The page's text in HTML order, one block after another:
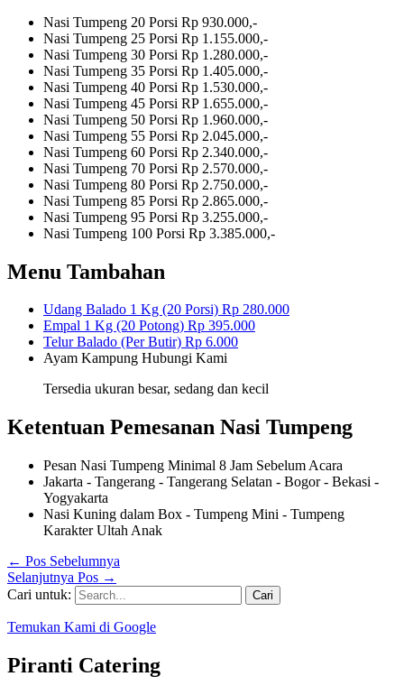
Nasi Tumpeng 20 Porsi Rp 930.000,-
Nasi Tumpeng 25 Porsi Rp 1.155.000,-
Nasi Tumpeng 30 Porsi Rp 1.280.000,-
Nasi Tumpeng 35 Porsi Rp 1.405.000,-
Nasi Tumpeng 40 Porsi Rp 1.530.000,-
Nasi Tumpeng 45 Porsi RP 1.655.000,-
Nasi Tumpeng 50 Porsi Rp 1.960.000,-
Nasi Tumpeng 55 Porsi Rp 2.045.000,-
Nasi Tumpeng 60 Porsi Rp 2.340.000,-
Nasi Tumpeng 70 Porsi Rp 2.570.000,-
Nasi Tumpeng 80 Porsi Rp 2.750.000,-
Nasi Tumpeng 85 Porsi Rp 2.865.000,-
Nasi Tumpeng 95 Porsi Rp 3.255.000,-
Nasi Tumpeng 100 Porsi Rp 3.385.000,-
Menu Tambahan
Udang Balado 1 Kg (20 Porsi) Rp 280.000
Empal 1 Kg (20 Potong) Rp 395.000
Telur Balado (Per Butir) Rp 6.000
Ayam Kampung Hubungi Kami
Tersedia ukuran besar, sedang dan kecil
Ketentuan Pemesanan Nasi Tumpeng
Pesan Nasi Tumpeng Minimal 8 Jam Sebelum Acara
Jakarta - Tangerang - Tangerang Selatan - Bogor - Bekasi -
Yogyakarta
Nasi Kuning dalam Box - Tumpeng Mini - Tumpeng
Karakter Ultah Anak
← Pos Sebelumnya
Selanjutnya Pos →
Cari untuk:
Temukan Kami di Google
Piranti Catering